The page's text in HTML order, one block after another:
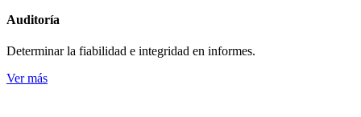
Auditoría
Determinar la fiabilidad e integridad en informes.
Ver más